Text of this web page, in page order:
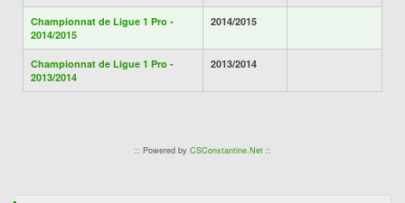
Championnat de Ligue 1 Pro -
2014/2015
2014/2015
Championnat de Ligue 1 Pro -
2013/2014
2013/2014
:: Powered by CSConstantine.Net::